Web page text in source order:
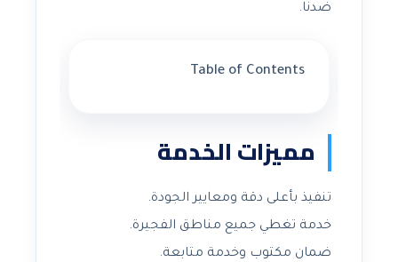
ضدنا.
Table of Contents
مميزات الخدمة
تنفيذ بأعلى دقة ومعايير الجودة.
خدمة تغطي جميع مناطق الفجيرة.
ضمان مكتوب وخدمة متابعة.